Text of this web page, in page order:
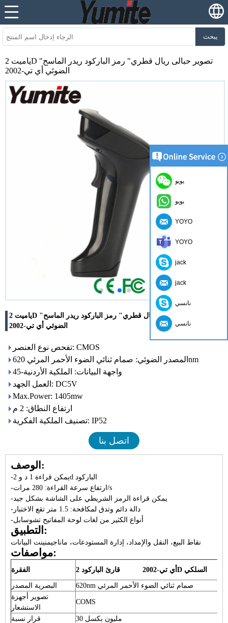
يبحث
ياميت 2D "تصوير حبالى ريال قطري" رمز الباركود ريدر الماسح
الضوئي أي تي-2002
ياميت 2D "تصوير حبالى ريال قطري" رمز الباركود ريدر الماسح
الضوئي أي تي-2002
تفحص نوع العنصر: CMOS
المصدر الضوئي: صمام ثنائي الضوء الأحمر المرئي 620nm
واجهة البيانات: الملكية الأردنية-45
العمل الجهد: DC5V
Max.Power: 1405mw
ارتفاع النطاق: 2 م
تصنيف الملكية الفكرية: IP52
اتصل بنا
الوصف:
-يمكن قراءة 1 د و 2d الباركود
-ارتفاع سرعة القراءة: 280 مرات/s
-يمكن قراءة الرمز الشريطي على الشاشة بشكل جيد
-دالة دائم وتدق لمكافحة: 1.5 متر تقع الاختبار
-أنواع الكثير من لغات لوحة المفاتيح تشوسابل
التطبيق:
نقاط البيع، النقل والإمداد، إدارة المستودعات، ماناجيمنينت البيانات
مواصفات:
أي تي-2002 قارئ الباركود 2D السلكي
620nm صمام ثنائي الضوء الأحمر المرئي
تصوير أجهزة
COMS
قرار نسبة
30 مليون بكسل
يويو
يويو
YOYO
YOYO
jack
jack
نانسي
نانسي